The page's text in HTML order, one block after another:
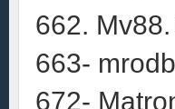
662.
663-
672-